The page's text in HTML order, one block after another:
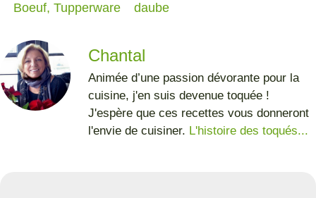
Boeuf, Tupperware daube
Chantal
Animée d’une passion dévorante pour la
cuisine, j'en suis devenue toquée !
J'espère que ces recettes vous donneront
l'envie de cuisiner. L'histoire des toqués...